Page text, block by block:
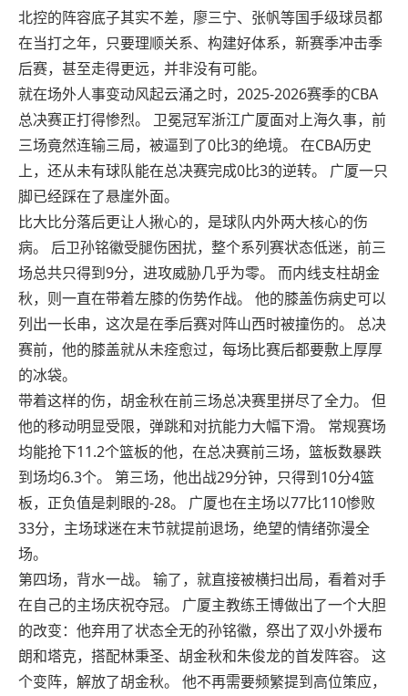
北控的阵容底子其实不差，廖三宁、张帆等国手级球员都
在当打之年，只要理顺关系、构建好体系，新赛季冲击季
后赛，甚至走得更远，并非没有可能。
就在场外人事变动风起云涌之时，2025-2026赛季的CBA
总决赛正打得惨烈。 卫冕冠军浙江广厦面对上海久事，前
三场竟然连输三局，被逼到了0比3的绝境。 在CBA历史
上，还从未有球队能在总决赛完成0比3的逆转。 广厦一只
脚已经踩在了悬崖外面。
比大比分落后更让人揪心的，是球队内外两大核心的伤
病。 后卫孙铭徽受腿伤困扰，整个系列赛状态低迷，前三
场总共只得到9分，进攻威胁几乎为零。 而内线支柱胡金
秋，则一直在带着左膝的伤势作战。 他的膝盖伤病史可以
列出一长串，这次是在季后赛对阵山西时被撞伤的。 总决
赛前，他的膝盖就从未痊愈过，每场比赛后都要敷上厚厚
的冰袋。
带着这样的伤，胡金秋在前三场总决赛里拼尽了全力。 但
他的移动明显受限，弹跳和对抗能力大幅下滑。 常规赛场
均能抢下11.2个篮板的他，在总决赛前三场，篮板数暴跌
到场均6.3个。 第三场，他出战29分钟，只得到10分4篮
板，正负值是刺眼的-28。 广厦也在主场以77比110惨败
33分，主场球迷在末节就提前退场，绝望的情绪弥漫全
场。
第四场，背水一战。 输了，就直接被横扫出局，看着对手
在自己的主场庆祝夺冠。 广厦主教练王博做出了一个大胆
的改变：他弃用了状态全无的孙铭徽，祭出了双小外援布
朗和塔克，搭配林秉圣、胡金秋和朱俊龙的首发阵容。 这
个变阵，解放了胡金秋。 他不再需要频繁提到高位策应，